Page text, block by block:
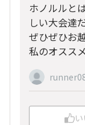
ホノルルと
しい大会達
ぜひぜひお
私のオスス
だ出た事な
なんとNIKE
これは貴重
今年初めて
い